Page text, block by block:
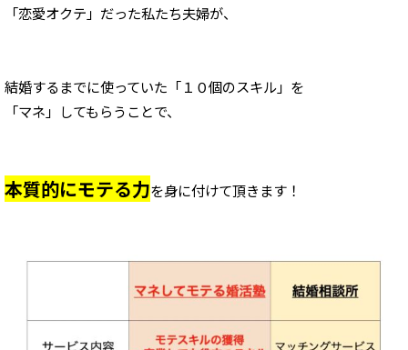
「恋愛オクテ」だった私たち夫婦が、
結婚するまでに使っていた 「１０個のスキル」を
「マネ」してもらうことで、
本質的にモテる力を身に付けて頂きます！